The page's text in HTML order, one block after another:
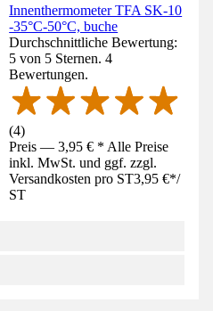
Innenthermometer TFA SK-10
-35°C-50°C, buche
Durchschnittliche Bewertung:
5 von 5 Sternen. 4
Bewertungen.
(4)
Preis — 3,95 € * Alle Preise
inkl. MwSt. und ggf. zzgl.
Versandkosten pro ST3,95 €*/
ST